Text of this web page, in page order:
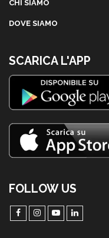
CHI SIAMO
DOVE SIAMO
SCARICA L'APP
FOLLOW US